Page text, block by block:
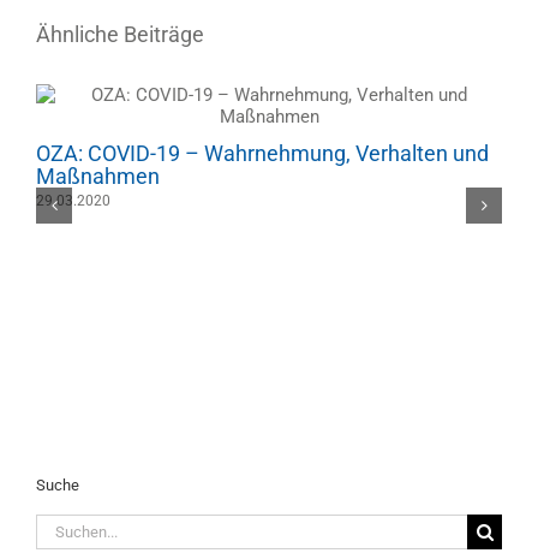
Ähnliche Beiträge
OZA: COVID-19 – Wahrnehmung, Verhalten und
Maßnahmen
29.03.2020
Suche
Suche
nach: